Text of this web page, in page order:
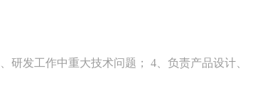
研发工作中重大技术问题； 4、负责产品设计、